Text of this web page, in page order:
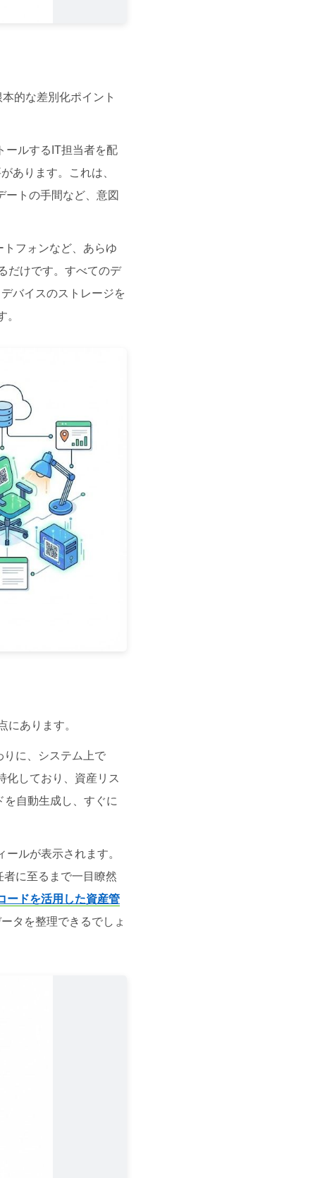
的な差別化ポイント
ールするIT担当者を配
あります。これは、
ートの手間など、意図
フォンなど、あらゆ
だけです。すべてのデ
バイスのストレージを
にあります。
りに、システム上で
化しており、資産リス
を自動生成し、すぐに
ルが表示されます。
に至るまで一目瞭然
ードを活用した資産管
タを整理できるでしょ